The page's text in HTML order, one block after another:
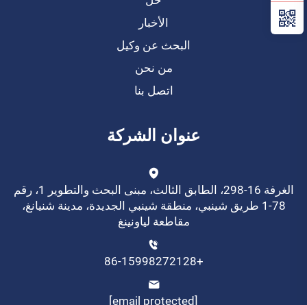
الأخبار
البحث عن وكيل
من نحن
اتصل بنا
عنوان الشركة
الغرفة 16-298، الطابق الثالث، مبنى البحث والتطوير 1، رقم
78-1 طريق شينبي، منطقة شينبي الجديدة، مدينة شنيانغ،
مقاطعة لياونينغ
+86-15998272128
[email protected]